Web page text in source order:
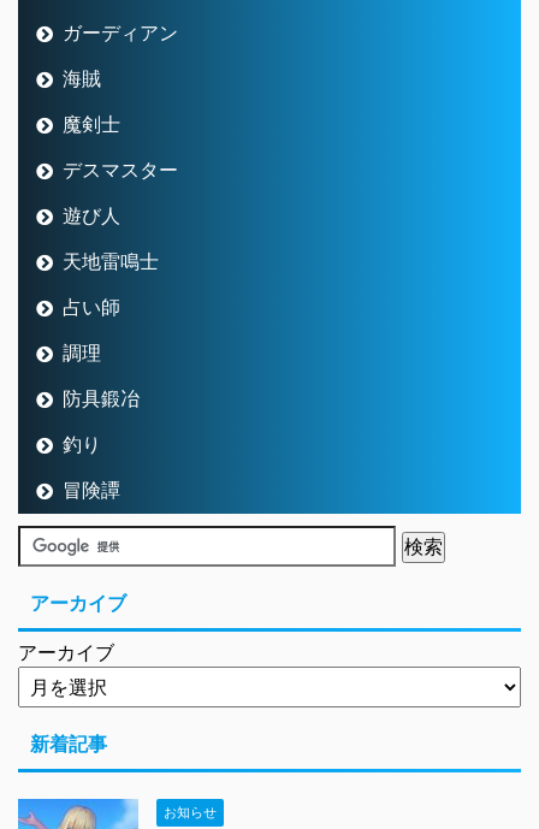
ガーディアン
海賊
魔剣士
デスマスター
遊び人
天地雷鳴士
占い師
調理
防具鍛冶
釣り
冒険譚
アーカイブ
アーカイブ
新着記事
お知らせ